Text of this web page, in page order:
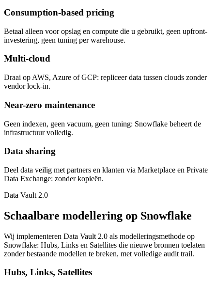
Consumption-based pricing
Betaal alleen voor opslag en compute die u gebruikt, geen upfront-
investering, geen tuning per warehouse.
Multi-cloud
Draai op AWS, Azure of GCP: repliceer data tussen clouds zonder
vendor lock-in.
Near-zero maintenance
Geen indexen, geen vacuum, geen tuning: Snowflake beheert de
infrastructuur volledig.
Data sharing
Deel data veilig met partners en klanten via Marketplace en Private
Data Exchange: zonder kopieën.
Data Vault 2.0
Schaalbare modellering op Snowflake
Wij implementeren Data Vault 2.0 als modelleringsmethode op
Snowflake: Hubs, Links en Satellites die nieuwe bronnen toelaten
zonder bestaande modellen te breken, met volledige audit trail.
Hubs, Links, Satellites